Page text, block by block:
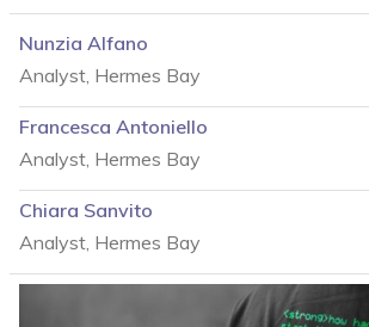
Nunzia Alfano
Analyst, Hermes Bay
Francesca Antoniello
Analyst, Hermes Bay
Chiara Sanvito
Analyst, Hermes Bay